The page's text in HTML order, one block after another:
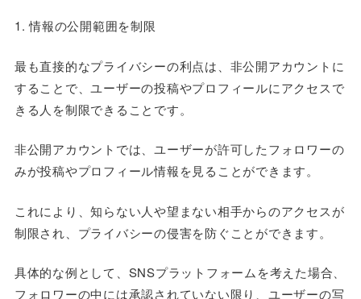
1. 情報の公開範囲を制限
最も直接的なプライバシーの利点は、非公開アカウントに
することで、ユーザーの投稿やプロフィールにアクセスで
きる人を制限できることです。
非公開アカウントでは、ユーザーが許可したフォロワーの
みが投稿やプロフィール情報を見ることができます。
これにより、知らない人や望まない相手からのアクセスが
制限され、プライバシーの侵害を防ぐことができます。
具体的な例として、SNSプラットフォームを考えた場合、
フォロワーの中には承認されていない限り、ユーザーの写